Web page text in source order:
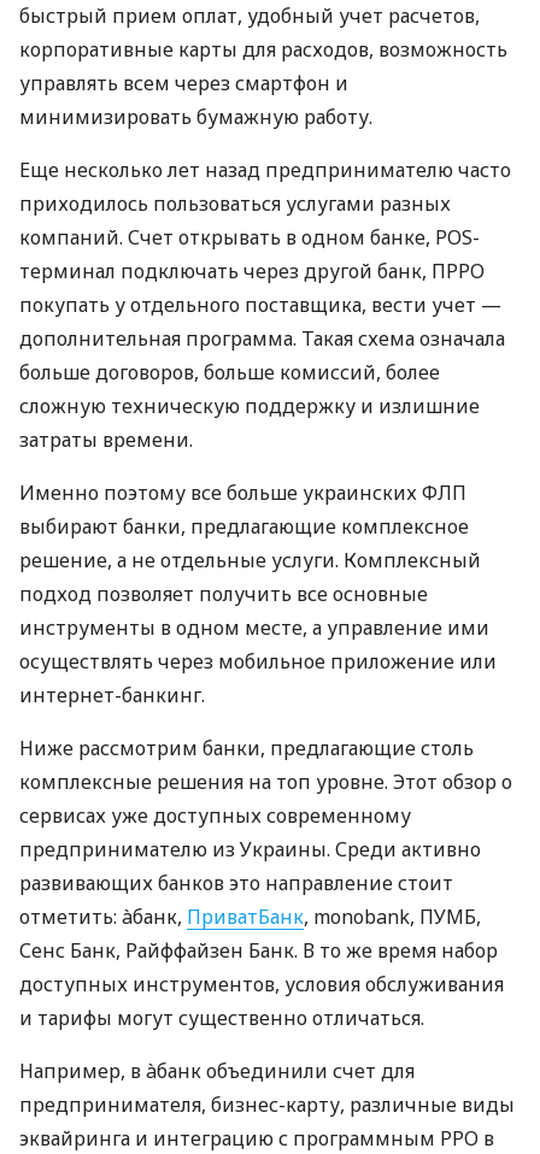
быстрый прием оплат, удобный учет расчетов,
корпоративные карты для расходов, возможность
управлять всем через смартфон и
минимизировать бумажную работу.
Еще несколько лет назад предпринимателю часто
приходилось пользоваться услугами разных
компаний. Счет открывать в одном банке, POS-
терминал подключать через другой банк, ПРРО
покупать у отдельного поставщика, вести учет —
дополнительная программа. Такая схема означала
больше договоров, больше комиссий, более
сложную техническую поддержку и излишние
затраты времени.
Именно поэтому все больше украинских ФЛП
выбирают банки, предлагающие комплексное
решение, а не отдельные услуги. Комплексный
подход позволяет получить все основные
инструменты в одном месте, а управление ими
осуществлять через мобильное приложение или
интернет-банкинг.
Ниже рассмотрим банки, предлагающие столь
комплексные решения на топ уровне. Этот обзор о
сервисах уже доступных современному
предпринимателю из Украины. Среди активно
развивающих банков это направление стоит
отметить: àбанк, ПриватБанк, monobank, ПУМБ,
Сенс Банк, Райффайзен Банк. В то же время набор
доступных инструментов, условия обслуживания
и тарифы могут существенно отличаться.
Например, в àбанк объединили счет для
предпринимателя, бизнес-карту, различные виды
эквайринга и интеграцию с программным РРО в